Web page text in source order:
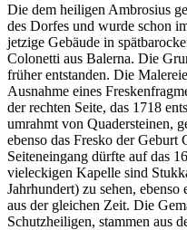
Die dem heiligen Ambrosius
des Dorfes und wurde schon
jetzige Gebäude in
Colonetti aus Balerna. Die
früher entstanden. Die
Ausnahme eines
der rechten Seite, das 1718
umrahmt von Quadersteinen,
ebenso das Fresko der
Seiteneingang dürfte auf das
vieleckigen Kapelle sind
Jahrhundert) zu sehen,
aus der gleichen Zeit. Die
Schutzheiligen, stammen aus